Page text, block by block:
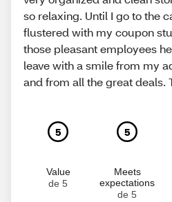
so relaxing. Until I go to the
flustered with my coupon
those pleasant employees
leave with a smile from my
and from all the great deals.
5
Value
de 5
5
Meets
expectations
de 5